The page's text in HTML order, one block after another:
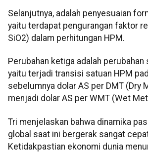
Selanjutnya, adalah penyesuaian
yaitu terdapat pengurangan faktor
SiO2) dalam perhitungan HPM.
Perubahan ketiga adalah perubahan
yaitu terjadi transisi satuan HPM
sebelumnya dolar AS per DMT (Dry
menjadi dolar AS per WMT (Wet
Tri menjelaskan bahwa dinamika
global saat ini bergerak sangat
Ketidakpastian ekonomi dunia